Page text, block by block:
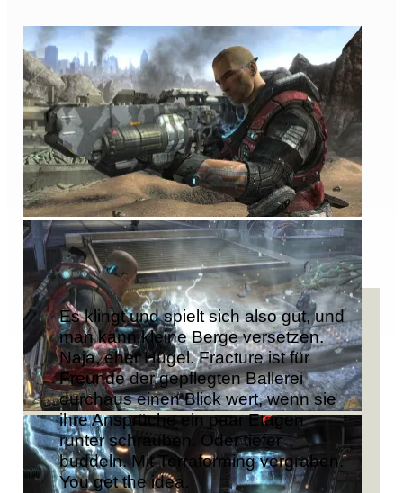
Es klingt und spielt sich also gut, und
man kann kleine Berge versetzen.
Naja, eher Hügel. Fracture ist für
Freunde der gepflegten Ballerei
durchaus einen Blick wert, wenn sie
ihre Ansprüche ein paar Etagen
runter schrauben. Oder tiefer
buddeln. Mit Terraforming vergraben.
You get the idea.